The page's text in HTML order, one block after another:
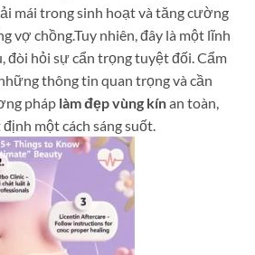
mái trong sinh hoạt và tăng cường
vợ chồng.Tuy nhiên, đây là một lĩnh
đòi hỏi sự cẩn trọng tuyệt đối. Cẩm
thông tin quan trọng và cần
pháp làm đẹp vùng kínan toàn,
một cách sáng suốt.